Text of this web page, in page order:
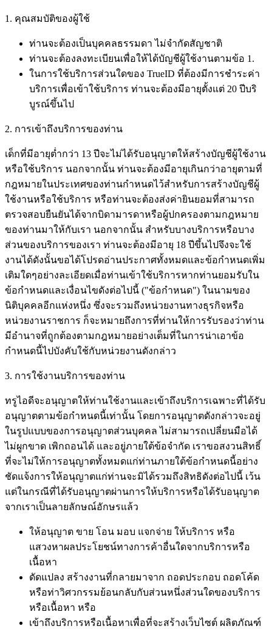
1. คุณสมบัติของผู้ใช้
ท่านจะต้องเป็นบุคคลธรรมดา ไม่จำกัดสัญชาติ
ท่านจะต้องลงทะเบียนเพื่อให้ได้บัญชีผู้ใช้งานตามข้อ 1.
ในการใช้บริการส่วนใดของ TrueID ที่ต้องมีการชำระค่า
บริการเพื่อเข้าใช้บริการ ท่านจะต้องมีอายุตั้งแต่ 20 ปีบริ
บูรณ์ขึ้นไป
2. การเข้าถึงบริการของท่าน
เด็กที่มีอายุต่ำกว่า 13 ปีจะไม่ได้รับอนุญาตให้สร้างบัญชีผู้ใช้งาน
หรือใช้บริการ นอกจากนั้น ท่านจะต้องมีอายุเกินกว่าอายุตามที่
กฎหมายในประเทศของท่านกำหนดไว้สำหรับการสร้างบัญชีผู้
ใช้งานหรือใช้บริการ หรือท่านจะต้องส่งค่ายินยอมที่สามารถ
ตรวจสอบยืนยันได้จากบิดามารดาหรือผู้ปกครองตามกฎหมาย
ของท่านมาให้กับเรา นอกจากนั้น สำหรับบางบริการหรือบาง
ส่วนของบริการของเรา ท่านจะต้องมีอายุ 18 ปีขึ้นไปจึงจะใช้
งานได้ดังนั้นขอได้โปรดอ่านประกาศทั้งหมดและข้อกำหนดเพิ่ม
เติมใดๆอย่างละเอียดเมื่อท่านเข้าใช้บริการหากท่านยอมรับใน
ข้อกำหนดและเงื่อนไขดังต่อไปนี้ ("ข้อกำหนด") ในนามของ
นิติบุคคลอีกแห่งหนึ่ง ซึ่งจะรวมถึงหน่วยงานทางธุรกิจหรือ
หน่วยงานราชการ ก็จะหมายถึงการที่ท่านให้การรับรองว่าท่าน
มีอำนาจที่ถูกต้องตามกฎหมายอย่างเต็มที่ในการน่าเอาข้อ
กำหนดนี้ไปบังคับใช้กับหน่วยงานดังกล่าว
3. การใช้งานบริการของท่าน
ทรูไอดีจะอนุญาตให้ท่านใช้งานและเข้าถึงบริการเฉพาะที่ได้รับ
อนุญาตตามข้อกำหนดนี้เท่านั้น โดยการอนุญาตดังกล่าวจะอยู่
ในรูปแบบของการอนุญาตส่วนบุคคล ไม่สามารถเปลี่ยนมือได้
ไม่ผูกขาด เพิกถอนได้ และอยู่ภายใต้ข้อจำกัด เราขอสงวนสิทธิ์
ที่จะไม่ให้การอนุญาตทั้งหมดแก่ท่านภายใต้ข้อกำหนดนี้อย่าง
ชัดแจ้งการให้อนุญาตแก่ท่านจะมิได้รวมถึงสิทธิดังต่อไปนี้ เว้น
แต่ในกรณีที่ได้รับอนุญาตผ่านการให้บริการหรือได้รับอนุญาต
จากเราเป็นลายลักษณ์อักษรแล้ว
ให้อนุญาต ขาย โอน มอบ แจกจ่าย ให้บริการ หรือ
แสวงหาผลประโยชน์ทางการค้าอื่นใดจากบริการหรือ
เนื้อหา
ดัดแปลง สร้างงานที่กลายมาจาก ถอดประกอบ ถอดโค้ด
หรือท่าวิศวกรรมย้อนกลับกับส่วนหนึ่งส่วนใดของบริการ
หรือเนื้อหา หรือ
เข้าถึงบริการหรือเนื้อหาเพื่อที่จะสร้างเว็บไซต์ ผลิตภัณฑ์